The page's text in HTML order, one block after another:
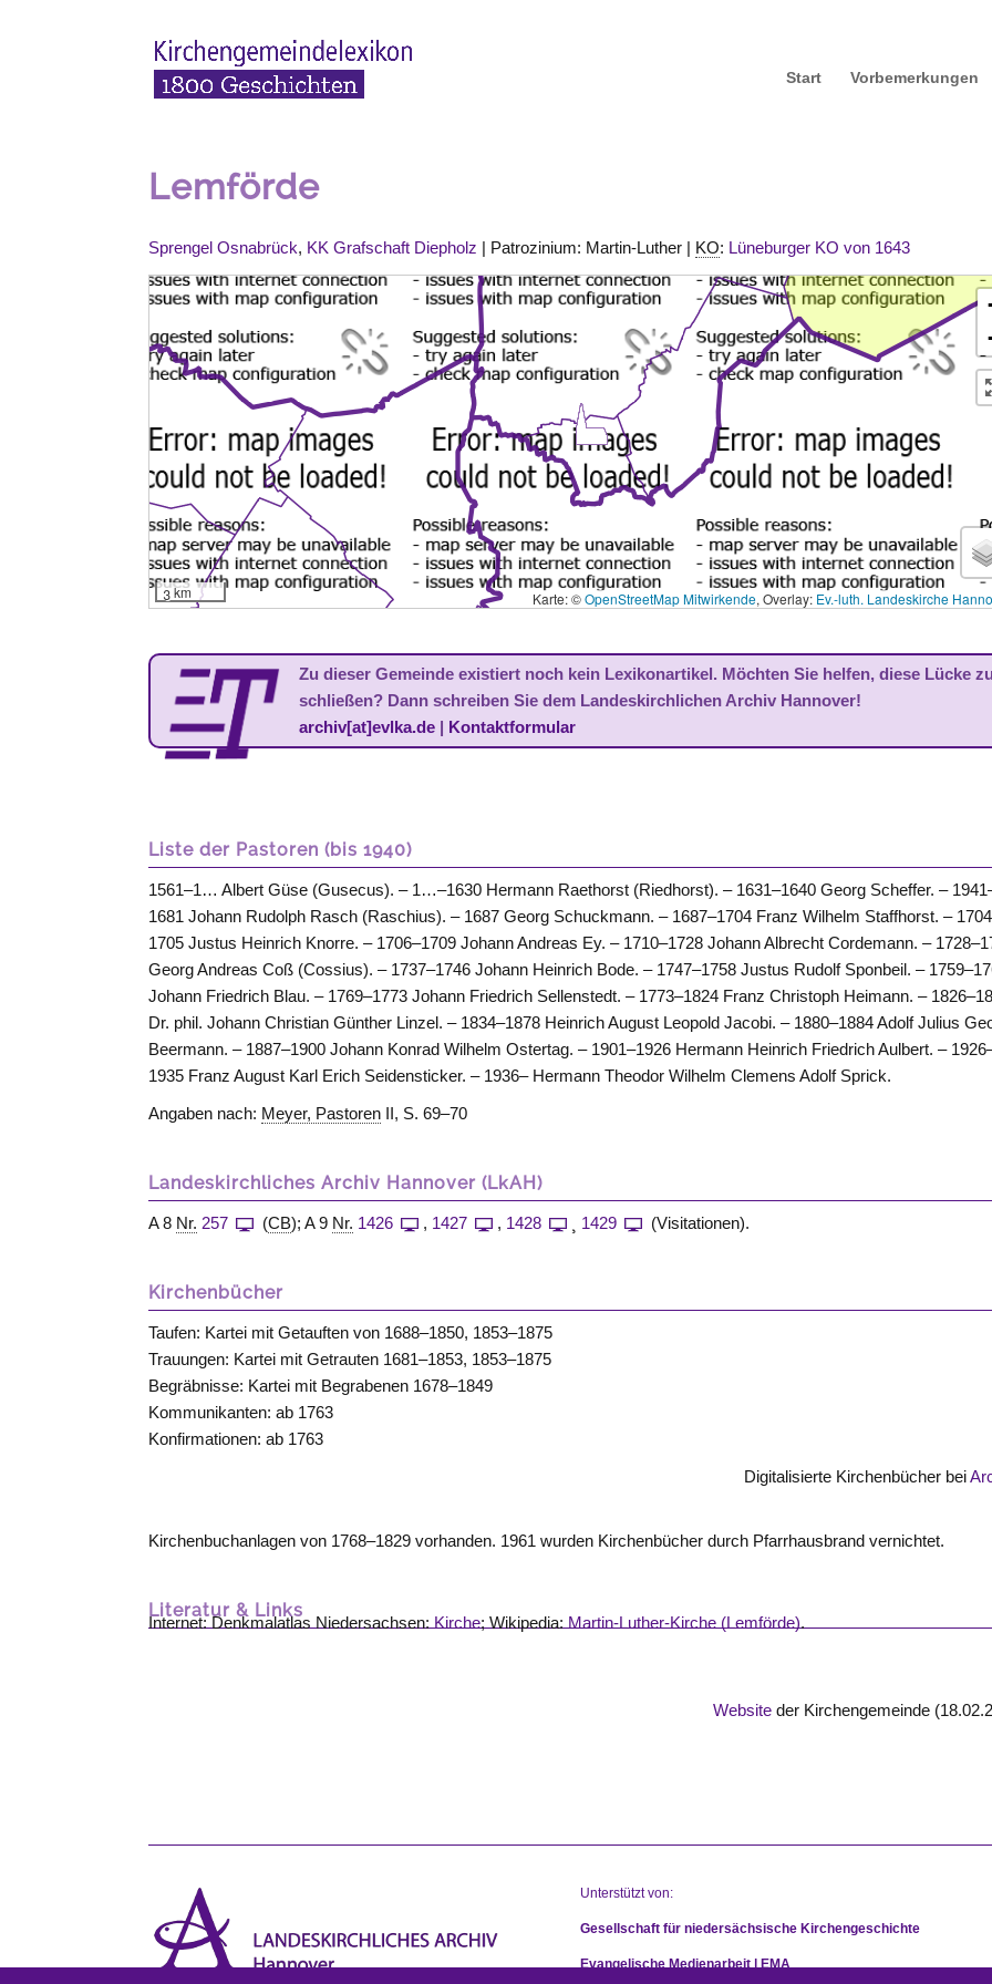
Start Vorbemerkungen
Lemförde
Sprengel Osnabrück, KK Grafschaft Diepholz | Patrozinium: Martin-Luther | KO: Lüneburger KO von 1643
3 km Karte: ©OpenStreetMap Mitwirkende, Overlay: Ev.-luth. Landeskirche
Zu dieser Gemeinde existiert noch kein Lexikonartikel. Möchten Sie helfen, diese Lücke zu
schließen? Dann schreiben Sie dem Landeskirchlichen Archiv Hannover!
archiv[at]evlka.de | Kontaktformular
Liste der Pastoren (bis 1940)
1561–1… Albert Güse (Gusecus). – 1…–1630 Hermann Raethorst (Riedhorst). – 1631–1640 Georg Scheffer. –
1681 Johann Rudolph Rasch (Raschius). – 1687 Georg Schuckmann. – 1687–1704 Franz Wilhelm Staffhorst. –
1705 Justus Heinrich Knorre. – 1706–1709 Johann Andreas Ey. – 1710–1728 Johann Albrecht Cordemann. –
Georg Andreas Coß (Cossius). – 1737–1746 Johann Heinrich Bode. – 1747–1758 Justus Rudolf Sponbeil. –
Johann Friedrich Blau. – 1769–1773 Johann Friedrich Sellenstedt. – 1773–1824 Franz Christoph Heimann. –
Dr. phil. Johann Christian Günther Linzel. – 1834–1878 Heinrich August Leopold Jacobi. – 1880–1884 Adolf Julius
Beermann. – 1887–1900 Johann Konrad Wilhelm Ostertag. – 1901–1926 Hermann Heinrich Friedrich Aulbert. –
1935 Franz August Karl Erich Seidensticker. – 1936– Hermann Theodor Wilhelm Clemens Adolf Sprick.
Angaben nach: Meyer, Pastoren II, S. 69–70
Landeskirchliches Archiv Hannover (LkAH)
A 8 Nr. 257 (CB); A 9 Nr. 1426 , 1427 , 1428 1429 (Visitationen).
Kirchenbücher
Taufen: Kartei mit Getauften von 1688–1850, 1853–1875
Trauungen: Kartei mit Getrauten 1681–1853, 1853–1875
Begräbnisse: Kartei mit Begrabenen 1678–1849
Kommunikanten: ab 1763
Konfirmationen: ab 1763
Digitalisierte Kirchenbücher bei
Kirchenbuchanlagen von 1768–1829 vorhanden. 1961 wurden Kirchenbücher durch Pfarrhausbrand vernichtet.
Literatur & Links
Internet: Denkmalatlas Niedersachsen: Kirche; Wikipedia: Martin-Luther-Kirche (Lemförde).
Website der Kirchengemeinde
Unterstützt von:
Gesellschaft für niedersächsische Kirchengeschichte
Evangelische Medienarbeit | EMA